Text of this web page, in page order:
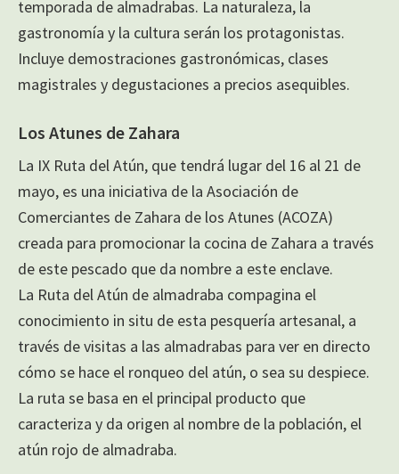
temporada de almadrabas. La naturaleza, la
gastronomía y la cultura serán los protagonistas.
Incluye demostraciones gastronómicas, clases
magistrales y degustaciones a precios asequibles.
Los Atunes de Zahara
La IX Ruta del Atún, que tendrá lugar del 16 al 21 de
mayo, es una iniciativa de la Asociación de
Comerciantes de Zahara de los Atunes (ACOZA)
creada para promocionar la cocina de Zahara a través
de este pescado que da nombre a este enclave.
La Ruta del Atún de almadraba compagina el
conocimiento in situ de esta pesquería artesanal, a
través de visitas a las almadrabas para ver en directo
cómo se hace el ronqueo del atún, o sea su despiece.
La ruta se basa en el principal producto que
caracteriza y da origen al nombre de la población, el
atún rojo de almadraba.